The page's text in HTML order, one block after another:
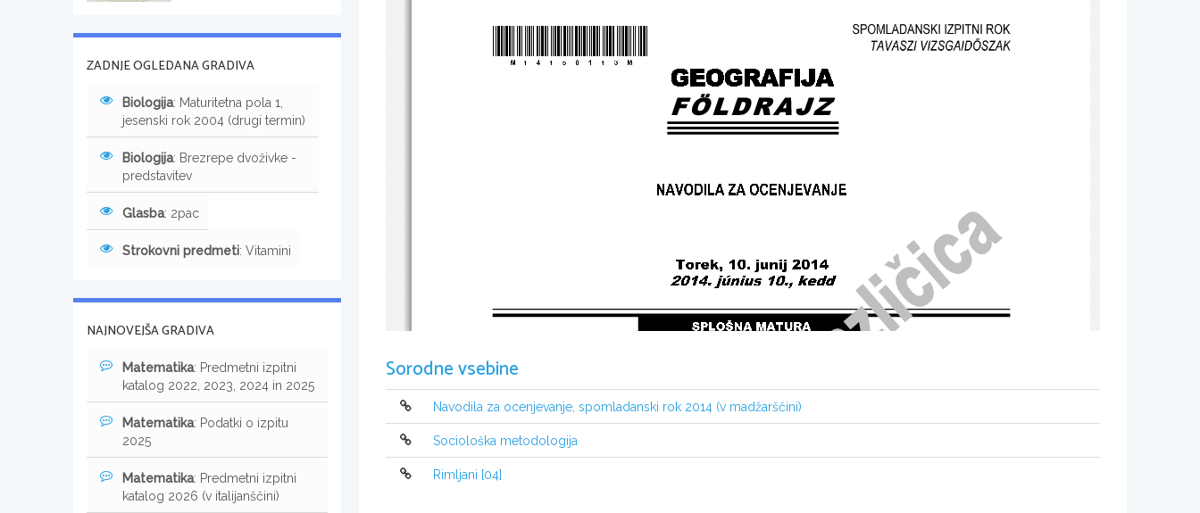
Sorodne vsebine
Navodila za ocenjevanje, spomladanski rok 2014 (v madžarščini)
Sociološka metodologija
Rimljani [04]
ZADNJE OGLEDANA GRADIVA
Biologija: Maturitetna pola 1,
jesenski rok 2004 (drugi termin)
Biologija: Brezrepe dvoživke -
predstavitev
Glasba: 2pac
Strokovni predmeti: Vitamini
NAJNOVEJŠA GRADIVA
Matematika: Predmetni izpitni
katalog 2022, 2023, 2024 in 2025
Matematika: Podatki o izpitu
2025
Matematika: Predmetni izpitni
katalog 2026 (v italijanščini)